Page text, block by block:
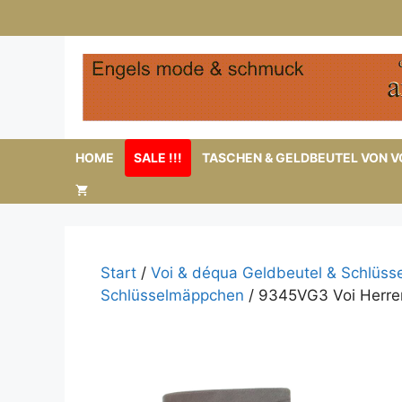
Inhalt
HOME SALE !!! TASCHEN & GELDBEUTEL VON
Start / Voi & déqua Geldbeutel &
Schlüsselmäppchen / 9345VG3 Voi